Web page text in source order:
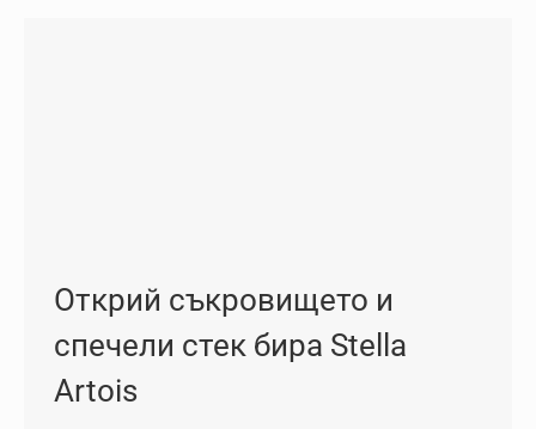
Открий съкровището и
спечели стек бира Stella
Artois